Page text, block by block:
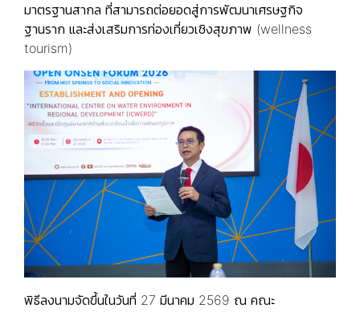
มาตรฐานสากล ที่สามารถต่อยอดสู่การพัฒนาเศรษฐกิจ
ฐานราก และส่งเสริมการท่องเที่ยวเชิงสุขภาพ (wellness
tourism)
พิธีลงนามจัดขึ้นในวันที่ 27 มีนาคม 2569 ณ คณะ